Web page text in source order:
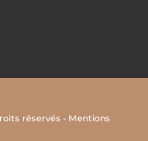
réservés - Mentions